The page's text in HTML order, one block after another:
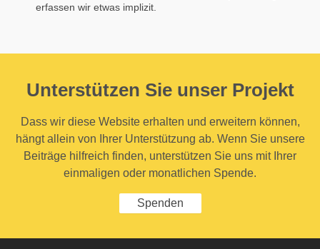
erfassen wir etwas implizit.
Unterstützen Sie unser Projekt
Dass wir diese Website erhalten und erweitern können,
hängt allein von Ihrer Unterstützung ab. Wenn Sie unsere
Beiträge hilfreich finden, unterstützen Sie uns mit Ihrer
einmaligen oder monatlichen Spende.
Spenden